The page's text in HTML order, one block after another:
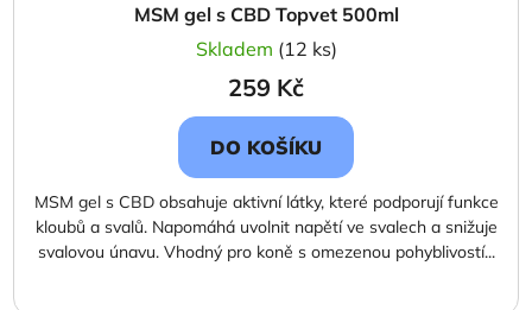
MSM gel s CBD Topvet 500ml
Skladem (12 ks)
259 Kč
DO KOŠÍKU
MSM gel s CBD obsahuje aktivní látky, které podporují funkce
kloubů a svalů. Napomáhá uvolnit napětí ve svalech a snižuje
svalovou únavu. Vhodný pro koně s omezenou pohyblivostí...